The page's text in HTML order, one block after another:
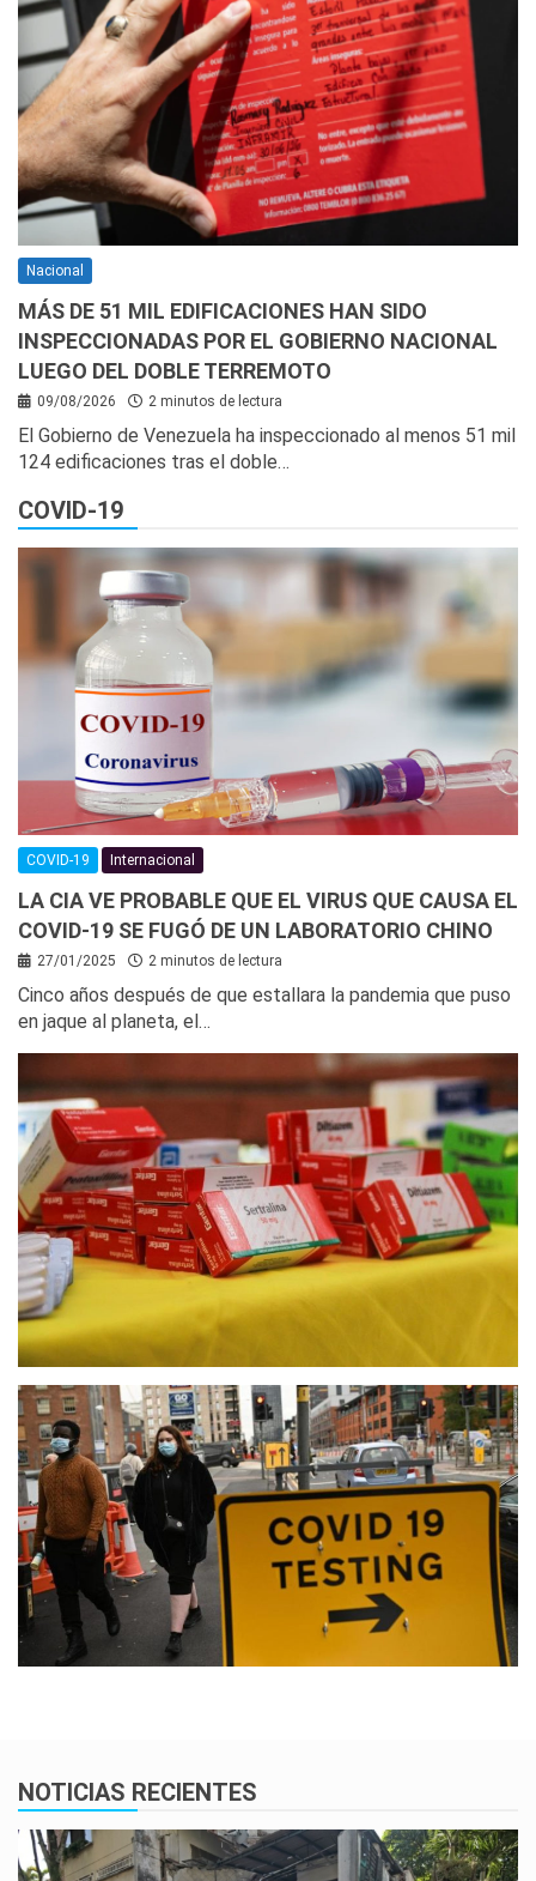
Nacional
MÁS DE 51 MIL EDIFICACIONES HAN SIDO
INSPECCIONADAS POR EL GOBIERNO NACIONAL
LUEGO DEL DOBLE TERREMOTO
09/08/2026 2 minutos de lectura
El Gobierno de Venezuela ha inspeccionado al menos 51 mil
124 edificaciones tras el doble…
COVID-19
COVID-19 Internacional
LA CIA VE PROBABLE QUE EL VIRUS QUE CAUSA EL
COVID-19 SE FUGÓ DE UN LABORATORIO CHINO
27/01/2025 2 minutos de lectura
Cinco años después de que estallara la pandemia que puso
en jaque al planeta, el…
NOTICIAS RECIENTES